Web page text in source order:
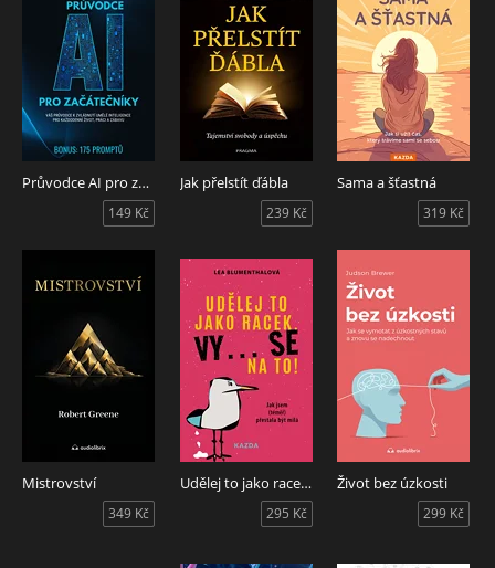
Průvodce AI pro začátečníky + BONUS: 175 promptů
149 Kč
Jak přelstít ďábla
239 Kč
Sama a šťastná
319 Kč
Mistrovství
349 Kč
Udělej to jako racek. Vy... se na to!
295 Kč
Život bez úzkosti
299 Kč